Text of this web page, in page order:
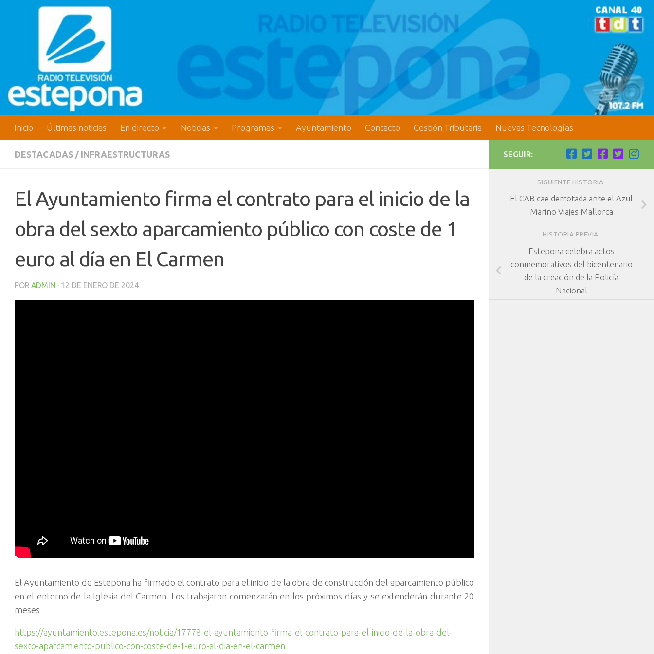
Inicio Últimas noticias En directo Noticias Programas Ayuntamiento Contacto Gestión Tributaria Nuevas Tecnologías
DESTACADAS / INFRAESTRUCTURAS
El Ayuntamiento firma el contrato para el inicio de la
obra del sexto aparcamiento público con coste de 1
euro al día en El Carmen
POR ADMIN · 12 DE ENERO DE 2024
El Ayuntamiento de Estepona ha firmado el contrato para el inicio de la obra de construcción del aparcamiento público
en el entorno de la Iglesia del Carmen. Los trabajaron comenzarán en los próximos días y se extenderán durante 20
meses
https://ayuntamiento.estepona.es/noticia/17778-el-ayuntamiento-firma-el-contrato-para-el-inicio-de-la-obra-del-
sexto-aparcamiento-publico-con-coste-de-1-euro-al-dia-en-el-carmen
SEGUIR:
SIGUIENTE HISTORIA
El CAB cae derrotada ante el Azul
Marino Viajes Mallorca
HISTORIA PREVIA
Estepona celebra actos
conmemorativos del bicentenario
de la creación de la Policía
Nacional